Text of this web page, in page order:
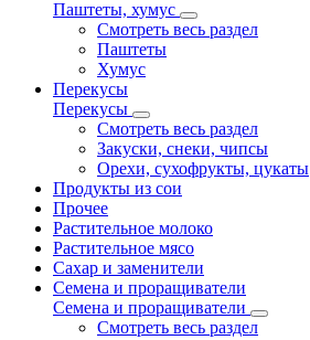
Паштеты, хумус
Смотреть весь раздел
Паштеты
Хумус
Перекусы
Перекусы
Смотреть весь раздел
Закуски, снеки, чипсы
Орехи, сухофрукты, цукаты
Продукты из сои
Прочее
Растительное молоко
Растительное мясо
Сахар и заменители
Семена и проращиватели
Семена и проращиватели
Смотреть весь раздел